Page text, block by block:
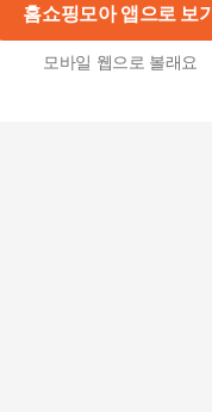
홈쇼핑모아 앱으로 보기
모바일 웹으로 볼래요